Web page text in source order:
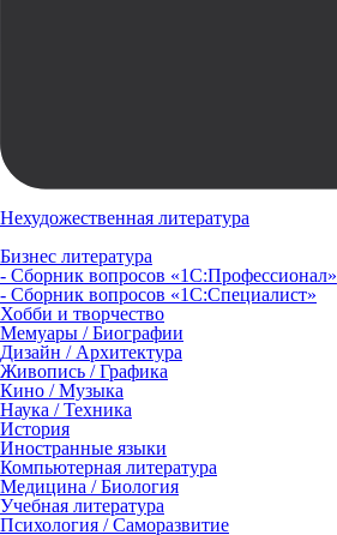
Нехудожественная литература
Бизнес литература
- Сборник вопросов «1С:Профессионал»
- Сборник вопросов «1С:Специалист»
Хобби и творчество
Мемуары / Биографии
Дизайн / Архитектура
Живопись / Графика
Кино / Музыка
Наука / Техника
История
Иностранные языки
Компьютерная литература
Медицина / Биология
Учебная литература
Психология / Саморазвитие